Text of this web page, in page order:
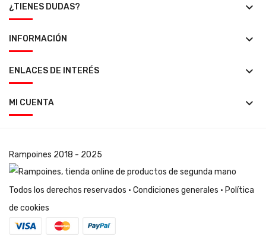
¿TIENES DUDAS? keyboard_arrow_down
INFORMACIÓN keyboard_arrow_down
ENLACES DE INTERÉS keyboard_arrow_down
MI CUENTA keyboard_arrow_down
Rampoines 2018 - 2025
Todos los derechos reservados · Condiciones generales · Política
de cookies